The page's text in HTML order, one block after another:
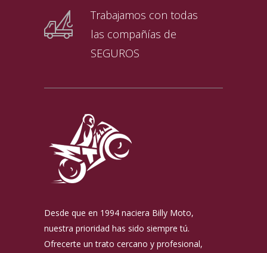
Trabajamos con todas
las compañías de
SEGUROS
Desde que en 1994 naciera Billy Moto,
nuestra prioridad has sido siempre tú.
Ofrecerte un trato cercano y profesional,